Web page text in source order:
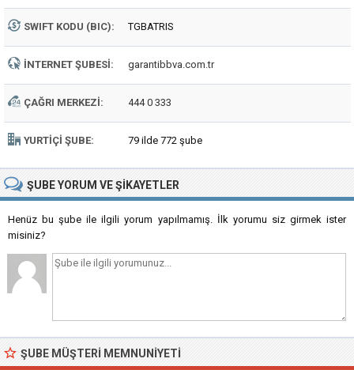
SWIFT KODU (BIC): TGBATRIS
İNTERNET ŞUBESI: garantibbva.com.tr
ÇAĞRI MERKEZI: 444 0 333
YURTIÇI ŞUBE: 79 ilde 772 şube
ŞUBEYORUM VE ŞIKAYETLER
Henüz bu şube ile ilgili yorum yapılmamış. İlk yorumu siz girmek ister
misiniz?
ŞUBE MÜŞTERI MEMNUNIYETI